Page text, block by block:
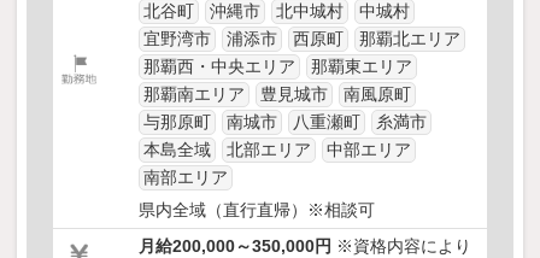
北谷町
沖縄市 北中城村
中城村
宜野湾市
浦添市 西原町
那覇北エリア
那覇西・中央エリア
那覇東エリア
那覇南エリア
豊見城市
南風原町
与那原町
南城市 八重瀬町
糸満市
本島全域
北部エリア
中部エリア
南部エリア
県内全域（直行直帰）※相談可
月給200,000～350,000円 ※資格内容により